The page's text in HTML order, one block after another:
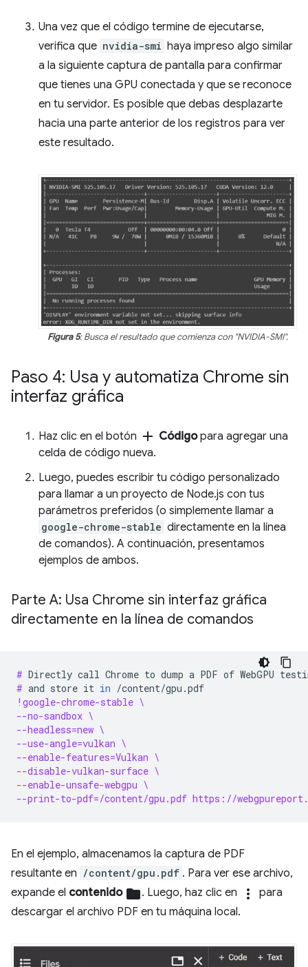
Una vez que el código termine de ejecutarse,
verifica que nvidia-smi haya impreso algo similar
a la siguiente captura de pantalla para confirmar
que tienes una GPU conectada y que se reconoce
en tu servidor. Es posible que debas desplazarte
hacia una parte anterior de los registros para ver
este resultado.
Figura 5: Busca el resultado que comienza con "NVIDIA-SMI".
Paso 4: Usa y automatiza Chrome sin
interfaz gráfica
Haz clic en el botón add Códigopara agregar una
celda de código nueva.
Luego, puedes escribir tu código personalizado
para llamar a un proyecto de Node.js con tus
parámetros preferidos (o simplemente llamar a
google-chrome-stable directamente en la línea
de comandos). A continuación, presentamos
ejemplos de ambos.
Parte A: Usa Chrome sin interfaz gráfica
directamente en la línea de comandos
# Directly call Chrome to dump a PDF of WebGPU
# and store it in
!google-chrome-stable \
--no-sandbox \
--headless=new \
--use-angle=vulkan \
--enable-features=Vulkan \
--disable-vulkan-surface \
--enable-unsafe-webgpu \
--print-to-pdf=/content/gpu.pdf https://
En el ejemplo, almacenamos la captura de PDF
resultante en /content/gpu.pdf . Para ver ese archivo,
expande el contenido folder. Luego, haz clic en more_vert
para
descargar el archivo PDF en tu máquina local.